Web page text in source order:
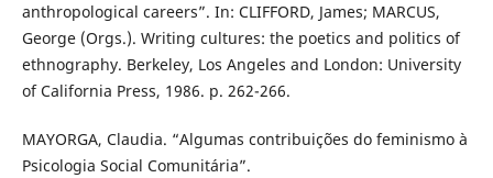
anthropological careers”. In: CLIFFORD, James; MARCUS,
George (Orgs.). Writing cultures: the poetics and politics of
ethnography. Berkeley, Los Angeles and London: University
of California Press, 1986. p. 262-266.
MAYORGA, Claudia. “Algumas contribuições do feminismo à
Psicologia Social Comunitária”.